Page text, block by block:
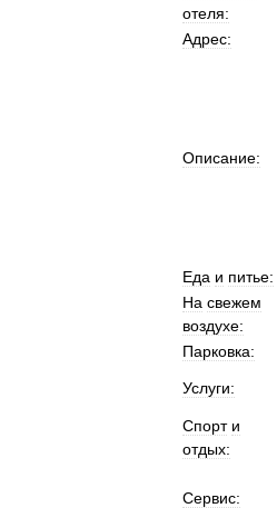
отеля:
Адрес:
Описание:
Еда и питье:
На свежем
воздухе:
Парковка:
Услуги:
Спорт и
отдых:
Сервис: